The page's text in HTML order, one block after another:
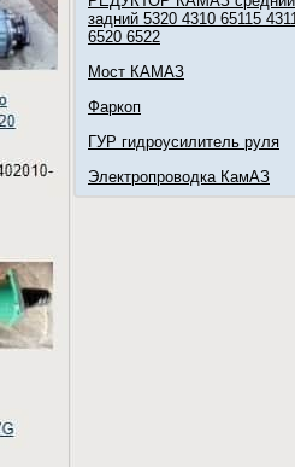
задний 5320 4310 65115
6520 6522
Мост КАМАЗ
Фаркоп
ГУР гидроусилитель руля
Электропроводка КамАЗ